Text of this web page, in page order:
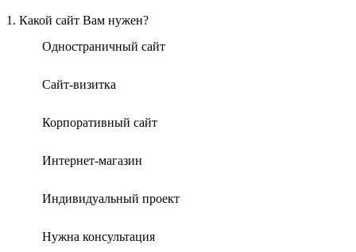
1. Какой сайт Вам нужен?
Одностраничный сайт
Сайт-визитка
Корпоративный сайт
Интернет-магазин
Индивидуальный проект
Нужна консультация